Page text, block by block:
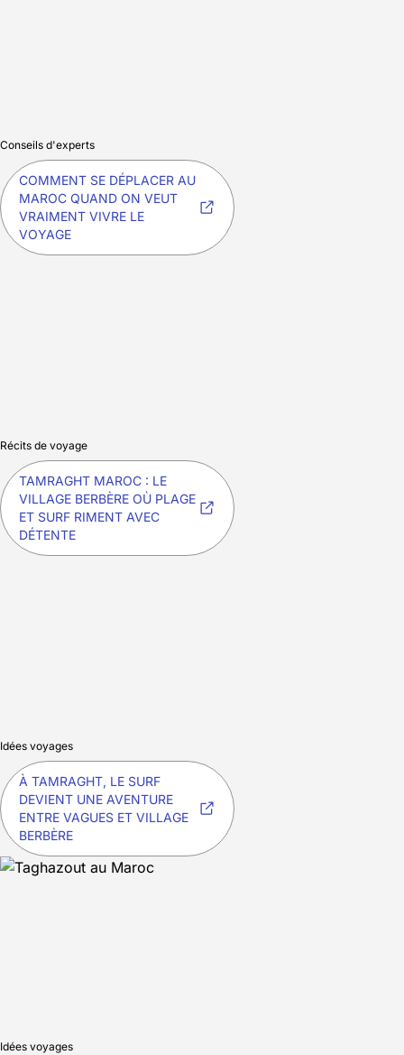
Conseils d'experts
COMMENT SE DÉPLACER AU
MAROC QUAND ON VEUT
VRAIMENT VIVRE LE
VOYAGE
Récits de voyage
TAMRAGHT MAROC : LE
VILLAGE BERBÈRE OÙ PLAGE
ET SURF RIMENT AVEC
DÉTENTE
Idées voyages
À TAMRAGHT, LE SURF
DEVIENT UNE AVENTURE
ENTRE VAGUES ET VILLAGE
BERBÈRE
Idées voyages